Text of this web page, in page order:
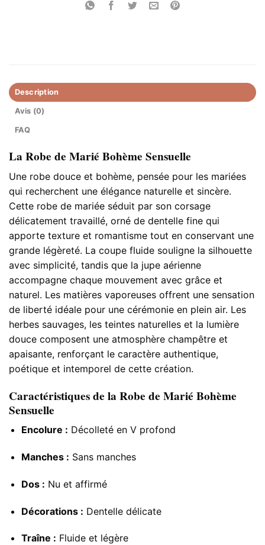
Description
Avis (0)
FAQ
La Robe de Marié Bohème Sensuelle
Une robe douce et bohème, pensée pour les mariées
qui recherchent une élégance naturelle et sincère.
Cette robe de mariée séduit par son corsage
délicatement travaillé, orné de dentelle fine qui
apporte texture et romantisme tout en conservant une
grande légèreté. La coupe fluide souligne la silhouette
avec simplicité, tandis que la jupe aérienne
accompagne chaque mouvement avec grâce et
naturel. Les matières vaporeuses offrent une sensation
de liberté idéale pour une cérémonie en plein air. Les
herbes sauvages, les teintes naturelles et la lumière
douce composent une atmosphère champêtre et
apaisante, renforçant le caractère authentique,
poétique et intemporel de cette création.
Caractéristiques de la Robe de Marié Bohème
Sensuelle
Encolure : Décolleté en V profond
Manches : Sans manches
Dos : Nu et affirmé
Décorations : Dentelle délicate
Traîne : Fluide et légère